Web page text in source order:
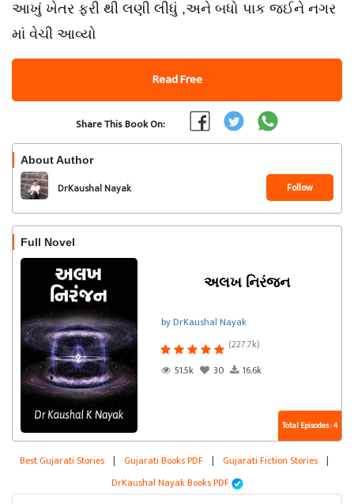
આખું ખેતર ફરી થી લણી લીધું ,અને બધો પાક જઈને નગર
માં વેચી આવ્યો
Read Free
Share This Book On:
About Author
DrKaushal Nayak Follow
Full Novel
અલખ નિરંજન
by DrKaushal Nayak
(227.7k)
51.5k
30 16.6k
Total Episodes : 4
Best Gujarati Stories | Gujarati Books PDF | Gujarati Fiction Stories |
DrKaushal Nayak Books PDF